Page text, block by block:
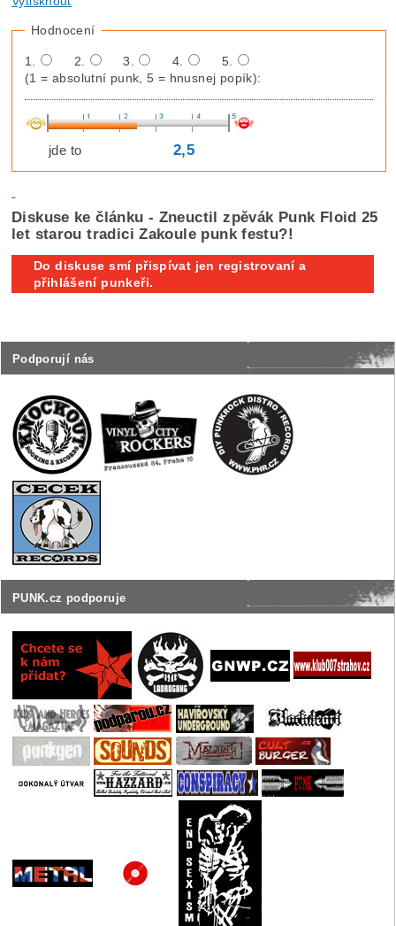
Podporují nás
PUNK.cz podporuje
Hodnocení
1. 2. 3. 4.
5.
(1 = absolutní punk, 5 = hnusnej popík):
jde to 2,5
Diskuse ke článku - Zneuctil zpěvák Punk Floid 25
let starou tradici Zakoule punk festu?!
Do diskuse smí přispívat jen registrovaní a
přihlášení punkeři.